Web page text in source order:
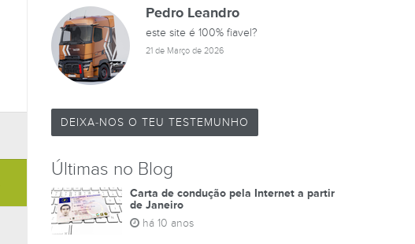
Pedro Leandro
este site é 100% fiavel?
21 de Março de 2026
DEIXA-NOS O TEU TESTEMUNHO
Últimas no Blog
Carta de condução pela Internet a partir
de Janeiro
há 10 anos